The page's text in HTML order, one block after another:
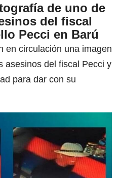
de uno de
del fiscal
Pecci en Barú
en circulación una imagen
asesinos del fiscal Pecci y
para dar con su